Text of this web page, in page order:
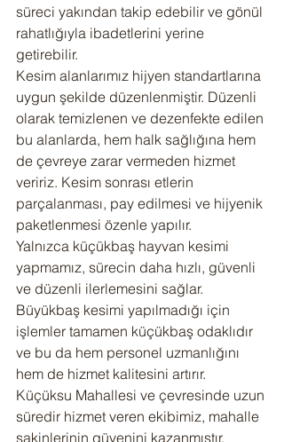
süreci yakından takip edebilir ve gönül
rahatlığıyla ibadetlerini yerine
getirebilir.
Kesim alanlarımız hijyen standartlarına
uygun şekilde düzenlenmiştir. Düzenli
olarak temizlenen ve dezenfekte edilen
bu alanlarda, hem halk sağlığına hem
de çevreye zarar vermeden hizmet
veririz. Kesim sonrası etlerin
parçalanması, pay edilmesi ve hijyenik
paketlenmesi özenle yapılır.
Yalnızca küçükbaş hayvan kesimi
yapmamız, sürecin daha hızlı, güvenli
ve düzenli ilerlemesini sağlar.
Büyükbaş kesimi yapılmadığı için
işlemler tamamen küçükbaş odaklıdır
ve bu da hem personel uzmanlığını
hem de hizmet kalitesini artırır.
Küçüksu Mahallesi ve çevresinde uzun
süredir hizmet veren ekibimiz, mahalle
sakinlerinin güvenini kazanmıştır.